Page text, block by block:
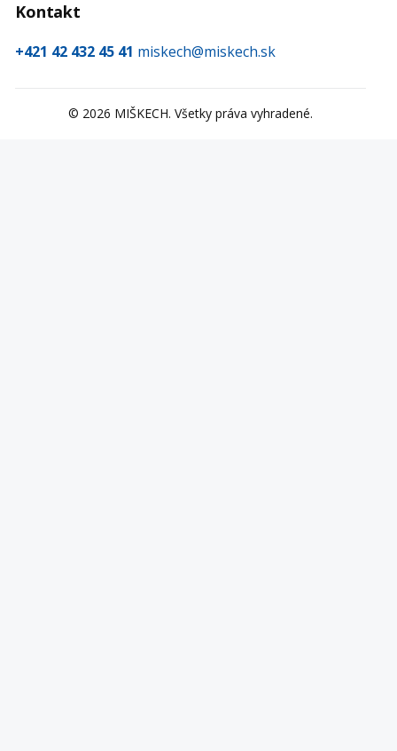
Kontakt
+421 42 432 45 41 miskech@miskech.sk
© 2026 MIŠKECH. Všetky práva vyhradené.